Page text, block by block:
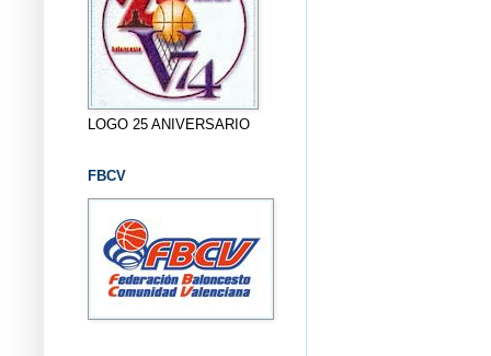
LOGO 25 ANIVERSARIO
FBCV